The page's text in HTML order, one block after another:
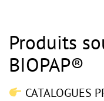
Produits
BIOPAP®
CATALOGUES